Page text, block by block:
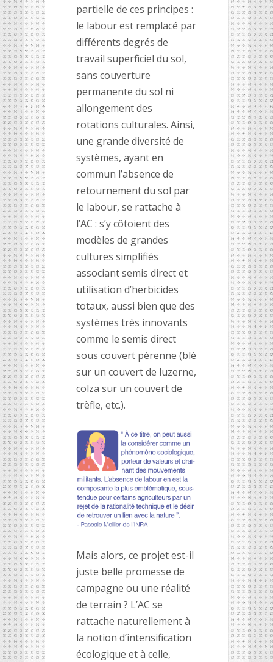
partielle de ces principes :
le labour est remplacé par
différents degrés de
travail superficiel du sol,
sans couverture
permanente du sol ni
allongement des
rotations culturales. Ainsi,
une grande diversité de
systèmes, ayant en
commun l’absence de
retournement du sol par
le labour, se rattache à
l’AC : s’y côtoient des
modèles de grandes
cultures simplifiés
associant semis direct et
utilisation d’herbicides
totaux, aussi bien que des
systèmes très innovants
comme le semis direct
sous couvert pérenne (blé
sur un couvert de luzerne,
colza sur un couvert de
trèfle, etc.).
Mais alors, ce projet est-il
juste belle promesse de
campagne ou une réalité
de terrain ? L’AC se
rattache naturellement à
la notion d’intensification
écologique et à celle,